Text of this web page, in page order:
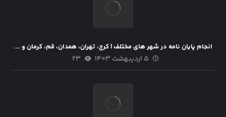
انجام پایان نامه در شهر های مختلف | کرج، تهران، همدان، قم، کرمان و ….
۵ اردیبهشت ۱۴۰۳ ۲۳